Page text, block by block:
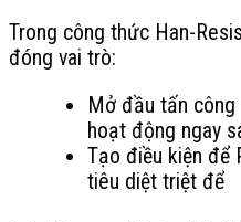
Trong công thức Han-
đóng vai trò:
Mở đầu tấn
hoạt động ngay
Tạo điều kiện để
tiêu diệt triệt để